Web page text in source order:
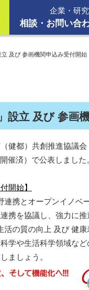
企業・研
相談・お問い合
及び 参画機関申込み受付開始
設立 及び 参画
健都）共創推進協議
催済）で公表しました
開始】
連携とオープンイノベ
携を協議し、強力に
の質の向上 及び 健
学や生活科学領域な
ましょう。